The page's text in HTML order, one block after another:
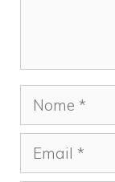
Nome
Email